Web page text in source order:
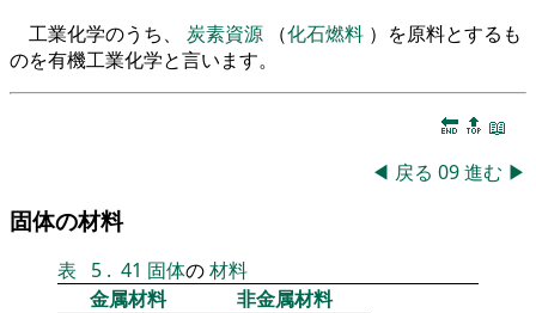
工業化学のうち、 炭素資源 （化石燃料 ）を原料とするも
のを有機工業化学と言います。
🔚 🔝 📖
◀ 戻る 09進む ▶
固体の材料
表 5 . 41 固体の材料
金属材料
非金属材料